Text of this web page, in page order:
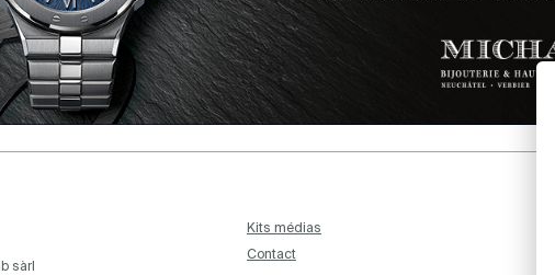
sàrl
Kits médias
Contact